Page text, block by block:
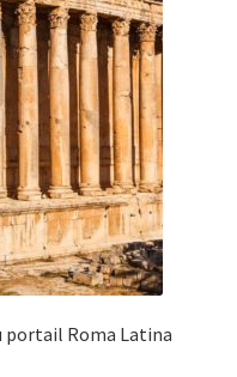
portail Roma Latina